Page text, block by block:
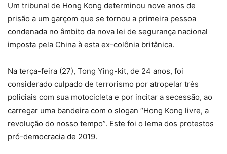
Um tribunal de Hong Kong determinou nove anos de
prisão a um garçom que se tornou a primeira pessoa
condenada no âmbito da nova lei de segurança nacional
imposta pela China à esta ex-colônia britânica.
Na terça-feira (27), Tong Ying-kit, de 24 anos, foi
considerado culpado de terrorismo por atropelar três
policiais com sua motocicleta e por incitar a secessão, ao
carregar uma bandeira com o slogan “Hong Kong livre, a
revolução do nosso tempo”. Este foi o lema dos protestos
pró-democracia de 2019.